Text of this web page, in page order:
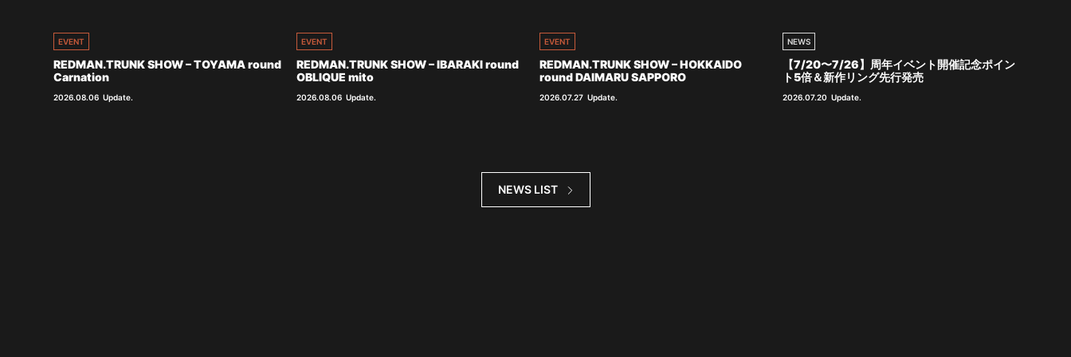
EVENT
REDMAN.TRUNK SHOW – TOYAMA round
Carnation
2026.08.06 Update.
EVENT
REDMAN.TRUNK SHOW – IBARAKI round
OBLIQUE mito
2026.08.06 Update.
EVENT
REDMAN.TRUNK SHOW – HOKKAIDO
round DAIMARU SAPPORO
2026.07.27 Update.
NEWS
【7/20〜7/26】周年イベント開催記念ポイン
ト5倍＆新作リング先行発売
2026.07.20 Update.
NEWS LIST